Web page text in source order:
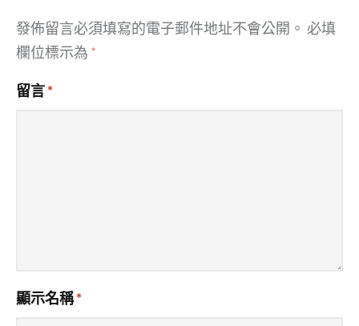
發佈留言必須填寫的電子郵件地址不會公開。 必填
欄位標示為 *
留言*
顯示名稱*